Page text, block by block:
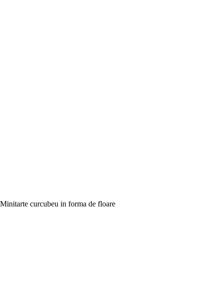
Minitarte curcubeu in forma de floare